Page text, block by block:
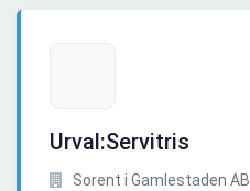
Urval:Servitris
Sorent i Gamlestaden AB